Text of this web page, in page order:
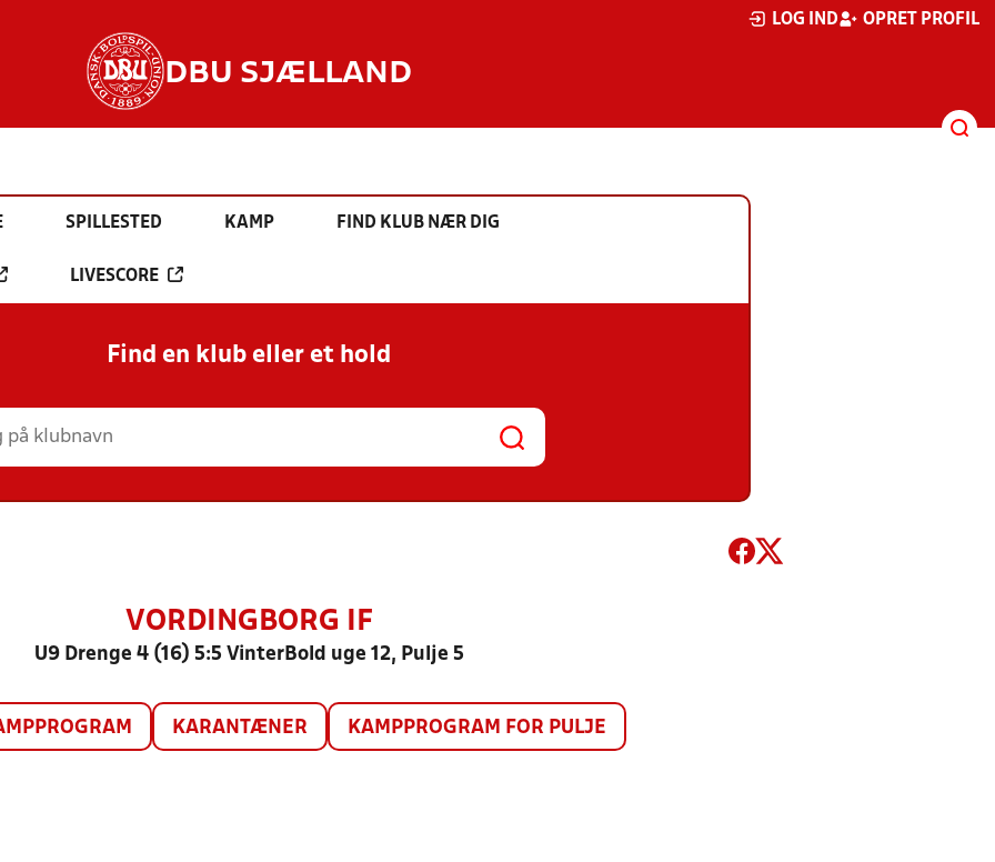
LOG IND OPRET PROFIL
DBU SJÆLLAND
SPILLESTED KAMP FIND KLUB NÆR DIG
LIVESCORE
Find en klub eller et hold
VORDINGBORG IF
U9 Drenge 4 (16) 5:5 VinterBold uge 12, Pulje 5
KARANTÆNER KAMPPROGRAM FOR PULJE